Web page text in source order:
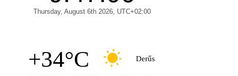
+34°C Derűs